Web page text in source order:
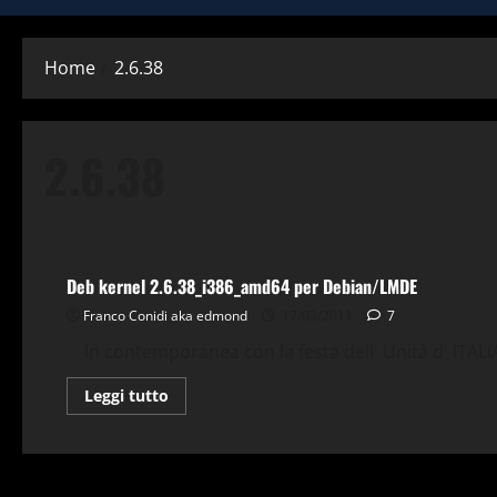
Home 2.6.38
Deb kernel 2.6.38_i386_amd64 per Debian/LMDE
Franco Conidi aka edmond 7
Leggi tutto
di
Deb